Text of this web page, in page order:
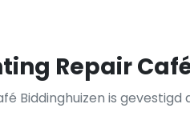
Repair
Biddinghuizen is gevestigd